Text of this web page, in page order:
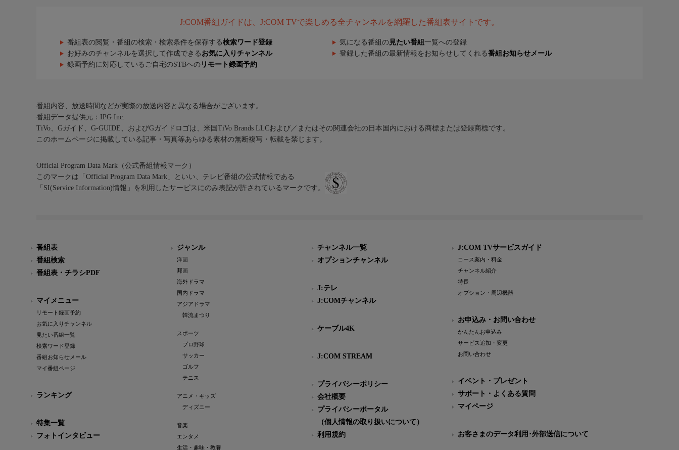
J:COM番組ガイドは、J:COM TVで楽しめる全チャンネルを網羅した番組表サイトです。
番組表の閲覧・番組の検索・検索条件を保存する検索ワード登録 気になる番組の 見たい番組 一覧への登録
お好みのチャンネルを選択して作成できる お気に入りチャンネル 登録した番組の最新情報をお知らせしてくれる番組お知らせメール
録画予約に対応しているご自宅のSTBへの リモート録画予約
番組内容、放送時間などが実際の放送内容と異なる場合がございます。
番組データ提供元：IPG Inc.
TiVo、Gガイド、G-GUIDE、およびGガイドロゴは、米国TiVo Brands LLCおよび／またはその関連会社の日本国内における商標または登録商標です。
このホームページに掲載している記事・写真等あらゆる素材の無断複写・転載を禁じます。
Official Program Data Mark（公式番組情報マーク）
このマークは「Official Program Data Mark」といい、テレビ番組の公式情報である
「SI(Service Information)情報」を利用したサービスにのみ表記が許されているマークです。
番組表
番組検索
番組表・チラシPDF
マイメニュー
リモート録画予約
お気に入りチャンネル
見たい番組一覧
検索ワード登録
番組お知らせメール
マイ番組ページ
ランキング
特集一覧
フォトインタビュー
ジャンル
洋画
邦画
海外ドラマ
国内ドラマ
アジアドラマ
韓流まつり
スポーツ
プロ野球
サッカー
ゴルフ
テニス
アニメ・キッズ
ディズニー
音楽
エンタメ
生活・趣味・教養
チャンネル一覧
オプションチャンネル
J:テレ
J:COMチャンネル
ケーブル4K
J:COM STREAM
プライバシーポリシー
会社概要
プライバシーポータル
（個人情報の取り扱いについて）
利用規約
J:COM TVサービスガイド
コース案内・料金
チャンネル紹介
特長
オプション・周辺機器
お申込み・お問い合わせ
かんたんお申込み
サービス追加・変更
お問い合わせ
イベント・プレゼント
サポート・よくある質問
マイページ
お客さまのデータ利用･外部送信について